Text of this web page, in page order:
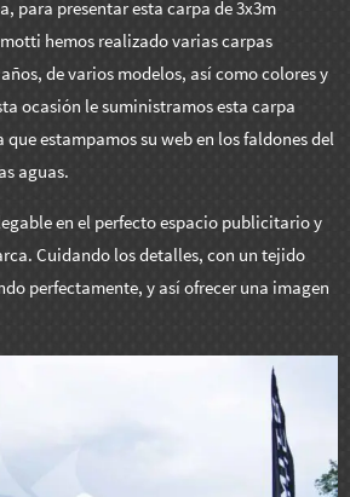
para presentar esta carpa de 3x3m
hemos realizado varias carpas
de varios modelos, así como colores y
ocasión le suministramos esta carpa
que estampamos su web en los faldones del
aguas.
en el perfecto espacio publicitario y
Cuidando los detalles, con un tejido
perfectamente, y así ofrecer una imagen